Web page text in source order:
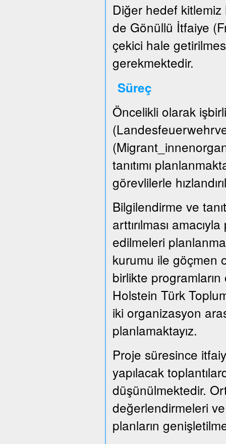
Diğer hedef
de Gönüllü İtfaiye
çekici hale
gerekmektedir.
Süreç
Öncelikli olarak
tanıtımı
görevlilerle
Bilgilendirme ve
arttırılması
edilmeleri
kurumu ile göçmen
birlikte
Holstein Türk
iki organizasyon
planlamaktayız.
Proje süresince
yapılacak
düşünülmektedir.
değerlendirmeleri
planların